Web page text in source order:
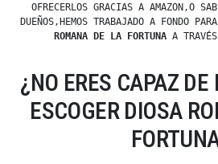
OFRECERLOS GRACIAS A AMAZON,O
DUEÑOS,HEMOS TRABAJADO A FONDO
ROMANA DE LA FORTUNAA TRAVÉS
¿NO ERES CAPAZ DE
ESCOGER DIOSA